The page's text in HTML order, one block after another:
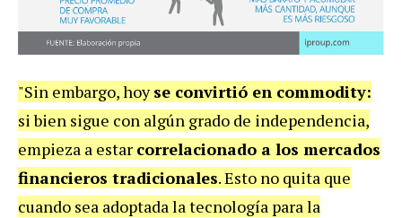
"Sin embargo, hoyse convirtió en commodity:
si bien sigue con algún grado de independencia,
empieza a estar correlacionado a los mercados
financieros tradicionales. Esto no quita que
cuando sea adoptada la tecnología para la